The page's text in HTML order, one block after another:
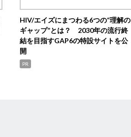
HIV/エイズにまつわる6つの“理解の
ギャップ”とは？ 2030年の流行終
結を目指すGAP6の特設サイトを公
開
PR